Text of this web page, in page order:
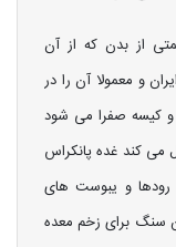
از بدن که از آن
و معمولا آن را در
و کیسه صفرا می شود
می کند غده پانکراس
رودها و یبوست های
سنگ برای زخم معده